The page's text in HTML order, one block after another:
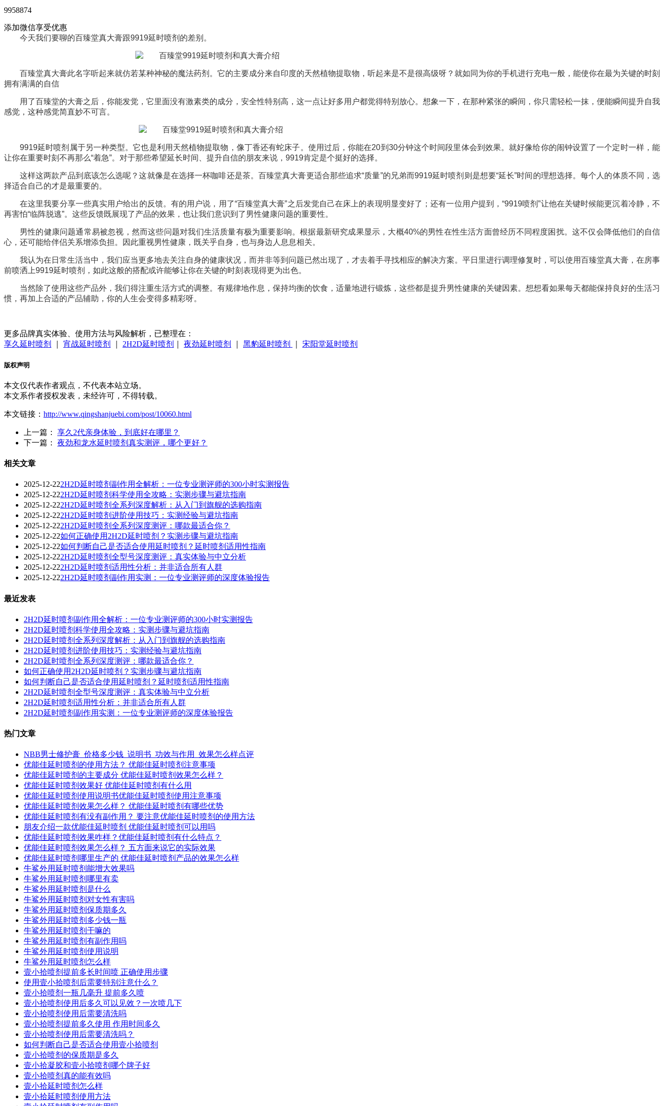
9958874
添加微信享受优惠
今天我们要聊的百臻堂真大膏跟9919延时喷剂的差别。
百臻堂真大膏此名字听起来就仿若某种神秘的魔法药剂。它的主要成分来自印度的天然植物提取物，听起来是不是很高级呀？就如同为你的手机进行充电一般，能使你在最为关键的时刻
拥有满满的自信
用了百臻堂的大膏之后，你能发觉，它里面没有激素类的成分，安全性特别高，这一点让好多用户都觉得特别放心。想象一下，在那种紧张的瞬间，你只需轻松一抹，便能瞬间提升自我
感觉，这种感觉简直妙不可言。
9919延时喷剂属于另一种类型。它也是利用天然植物提取物，像丁香还有蛇床子。使用过后，你能在20到30分钟这个时间段里体会到效果。就好像给你的闹钟设置了一个定时一样，能
让你在重要时刻不再那么“着急”。对于那些希望延长时间、提升自信的朋友来说，9919肯定是个挺好的选择。
这样这两款产品到底该怎么选呢？这就像是在选择一杯咖啡还是茶。百臻堂真大膏更适合那些追求“质量”的兄弟而9919延时喷剂则是想要“延长”时间的理想选择。每个人的体质不同，选
择适合自己的才是最重要的。
在这里我要分享一些真实用户给出的反馈。有的用户说，用了“百臻堂真大膏”之后发觉自己在床上的表现明显变好了；还有一位用户提到，“9919喷剂”让他在关键时候能更沉着冷静，不
再害怕“临阵脱逃”。这些反馈既展现了产品的效果，也让我们意识到了男性健康问题的重要性。
男性的健康问题通常易被忽视，然而这些问题对我们生活质量有极为重要影响。根据最新研究成果显示，大概40%的男性在性生活方面曾经历不同程度困扰。这不仅会降低他们的自信
心，还可能给伴侣关系增添负担。因此重视男性健康，既关乎自身，也与身边人息息相关。
我认为在日常生活当中，我们应当更多地去关注自身的健康状况，而并非等到问题已然出现了，才去着手寻找相应的解决方案。平日里进行调理修复时，可以使用百臻堂真大膏，在房事
前喷洒上9919延时喷剂，如此这般的搭配或许能够让你在关键的时刻表现得更为出色。
当然除了使用这些产品外，我们得注重生活方式的调整。有规律地作息，保持均衡的饮食，适量地进行锻炼，这些都是提升男性健康的关键因素。想想看如果每天都能保持良好的生活习
惯，再加上合适的产品辅助，你的人生会变得多精彩呀。
更多品牌真实体验、使用方法与风险解析，已整理在：
享久延时喷剂
宵战延时喷剂 2H2D延时喷剂 夜劲延时喷剂 黑豹延时喷剂 宋阳堂延时喷剂
版权声明
本文仅代表作者观点，不代表本站立场。
本文系作者授权发表，未经许可，不得转载。
本文链接： http://www.qingshanjuebi.com/post/10060.html
上一篇： 享久2代亲身体验，到底好在哪里？
下一篇： 夜劲和龙水延时喷剂真实测评，哪个更好？
相关文章
2025-12-222H2D延时喷剂副作用全解析：一位专业测评师的300小时实测报告
2025-12-222H2D延时喷剂科学使用全攻略：实测步骤与避坑指南
2025-12-222H2D延时喷剂全系列深度解析：从入门到旗舰的选购指南
2025-12-222H2D延时喷剂进阶使用技巧：实测经验与避坑指南
2025-12-222H2D延时喷剂全系列深度测评：哪款最适合你？
2025-12-22如何正确使用2H2D延时喷剂？实测步骤与避坑指南
2025-12-22如何判断自己是否适合使用延时喷剂？延时喷剂适用性指南
2025-12-222H2D延时喷剂全型号深度测评：真实体验与中立分析
2025-12-222H2D延时喷剂适用性分析：并非适合所有人群
2025-12-222H2D延时喷剂副作用实测：一位专业测评师的深度体验报告
最近发表
2H2D延时喷剂副作用全解析：一位专业测评师的300小时实测报告
2H2D延时喷剂科学使用全攻略：实测步骤与避坑指南
2H2D延时喷剂全系列深度解析：从入门到旗舰的选购指南
2H2D延时喷剂进阶使用技巧：实测经验与避坑指南
2H2D延时喷剂全系列深度测评：哪款最适合你？
如何正确使用2H2D延时喷剂？实测步骤与避坑指南
如何判断自己是否适合使用延时喷剂？延时喷剂适用性指南
2H2D延时喷剂全型号深度测评：真实体验与中立分析
2H2D延时喷剂适用性分析：并非适合所有人群
2H2D延时喷剂副作用实测：一位专业测评师的深度体验报告
热门文章
NBB男士修护膏_价格多少钱_说明书_功效与作用_效果怎么样点评
优能佳延时喷剂的使用方法？ 优能佳延时喷剂注意事项
优能佳延时喷剂的主要成分 优能佳延时喷剂效果怎么样？
优能佳延时喷剂效果好 优能佳延时喷剂有什么用
优能佳延时喷剂使用说明书优能佳延时喷剂使用注意事项
优能佳延时喷剂效果怎么样？ 优能佳延时喷剂有哪些优势
优能佳延时喷剂有没有副作用？ 要注意优能佳延时喷剂的使用方法
朋友介绍一款优能佳延时喷剂 优能佳延时喷剂可以用吗
优能佳延时喷剂效果咋样？优能佳延时喷剂有什么特点？
优能佳延时喷剂效果怎么样？ 五方面来说它的实际效果
优能佳延时喷剂哪里生产的 优能佳延时喷剂产品的效果怎么样
牛鲨外用延时喷剂能增大效果吗
牛鲨外用延时喷剂哪里有卖
牛鲨外用延时喷剂是什么
牛鲨外用延时喷剂对女性有害吗
牛鲨外用延时喷剂保质期多久
牛鲨外用延时喷剂多少钱一瓶
牛鲨外用延时喷剂干嘛的
牛鲨外用延时喷剂有副作用吗
牛鲨外用延时喷剂使用说明
牛鲨外用延时喷剂怎么样
壹小拾喷剂提前多长时间喷 正确使用步骤
使用壹小拾喷剂后需要特别注意什么？
壹小拾喷剂一瓶几毫升 提前多久喷
壹小拾喷剂使用后多久可以见效？一次喷几下
壹小拾喷剂使用后需要清洗吗
壹小拾喷剂提前多久使用 作用时间多久
壹小拾喷剂使用后需要清洗吗？
如何判断自己是否适合使用壹小拾喷剂
壹小拾喷剂的保质期是多久
壹小拾凝胶和壹小拾喷剂哪个牌子好
壹小拾喷剂真的能有效吗
壹小拾延时喷剂怎么样
壹小拾延时喷剂使用方法